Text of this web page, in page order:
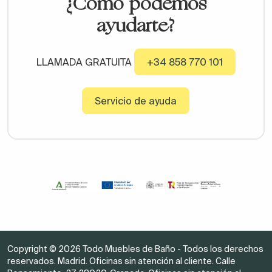
ayudarte?
LLAMADA GRATUITA +34 858 770 101
Servicio de ayuda
Copyright © 2026 Todo Muebles de Baño - Todos los derechos
reservados. Madrid. Oficinas sin atención al cliente. Calle